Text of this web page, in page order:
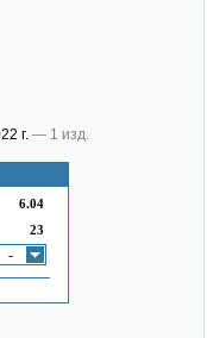
6.04
23
-
г. — 1 изд.